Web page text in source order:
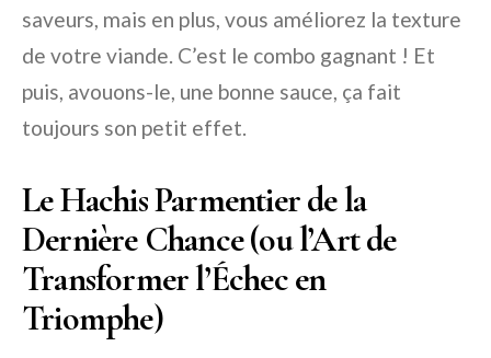
saveurs, mais en plus, vous améliorez la texture
de votre viande. C’est le combo gagnant ! Et
puis, avouons-le, une bonne sauce, ça fait
toujours son petit effet.
Le Hachis Parmentier de la
Dernière Chance (ou l’Art de
Transformer l’Échec en
Triomphe)